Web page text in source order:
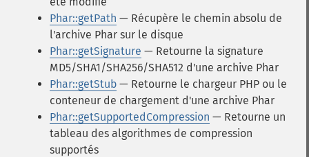
Phar::getPath — Récupère le chemin absolu de
l'archive Phar sur le disque
Phar::getSignature — Retourne la signature
MD5/SHA1/SHA256/SHA512 d'une archive Phar
Phar::getStub — Retourne le chargeur PHP ou le
conteneur de chargement d'une archive Phar
Phar::getSupportedCompression — Retourne un
tableau des algorithmes de compression
supportés